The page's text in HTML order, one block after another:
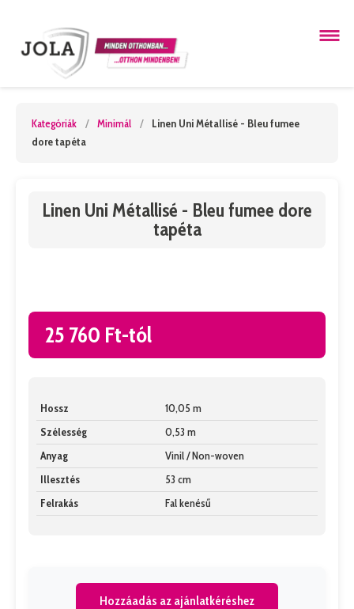
Kategóriák / Minimál /
Linen Uni Métallisé - Bleu fumee
dore tapéta
Linen Uni Métallisé - Bleu fumee dore
tapéta
25 760 Ft-tól
Hossz
10,05 m
Szélesség
0,53 m
Anyag
Vinil / Non-woven
Illesztés
53 cm
Felrakás
Fal kenésű
Hozzáadás az ajánlatkéréshez